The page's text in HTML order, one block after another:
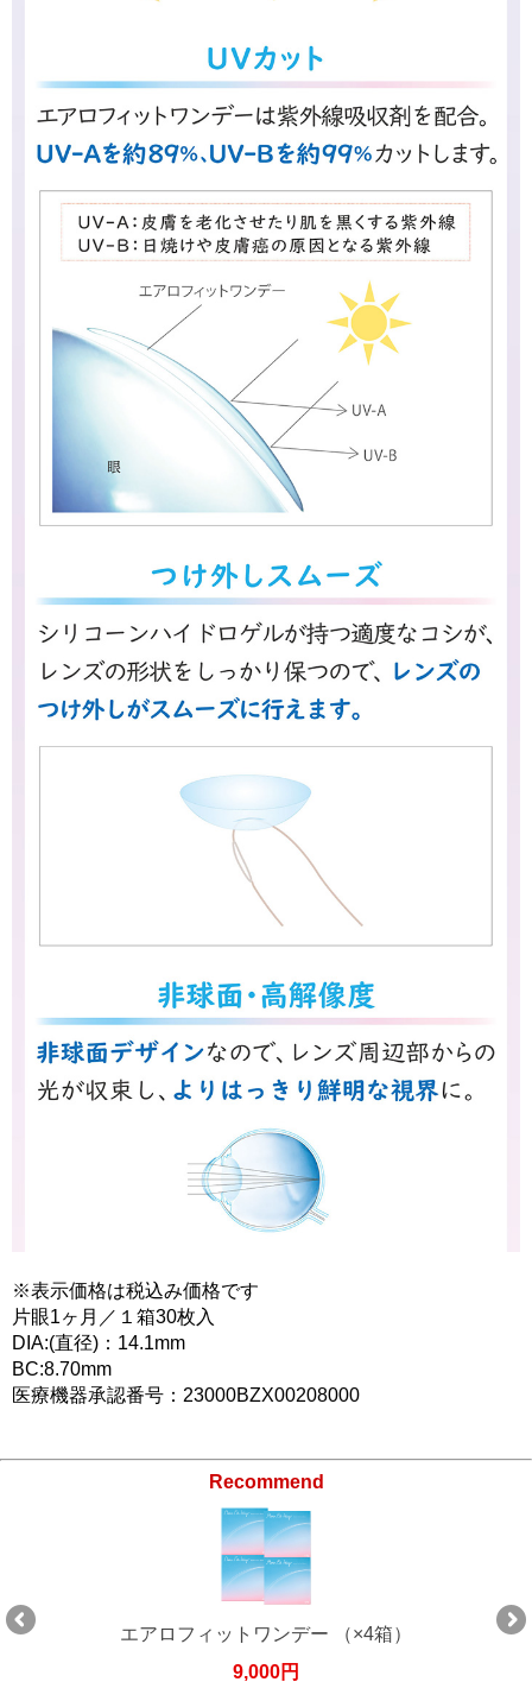
※表示価格は税込み価格です
片眼1ヶ月／１箱30枚入
DIA:(直径)：14.1mm
BC:8.70mm
医療機器承認番号：23000BZX00208000
Recommend
エアロフィットワンデー （×4箱）
9,000円